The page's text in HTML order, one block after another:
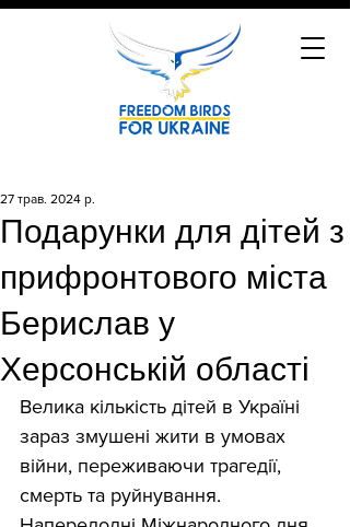
Подарунки для дітей з
прифронтового міста
Берислав у
Херсонській області
27 трав. 2024 р.
Велика кількість дітей в Україні
зараз змушені жити в умовах
війни, переживаючи трагедії,
смерть та руйнування.